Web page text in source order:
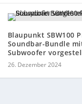
Blaupunkt SBW100
Soundbar-Bundle
Subwoofer
26. Dezember 2024